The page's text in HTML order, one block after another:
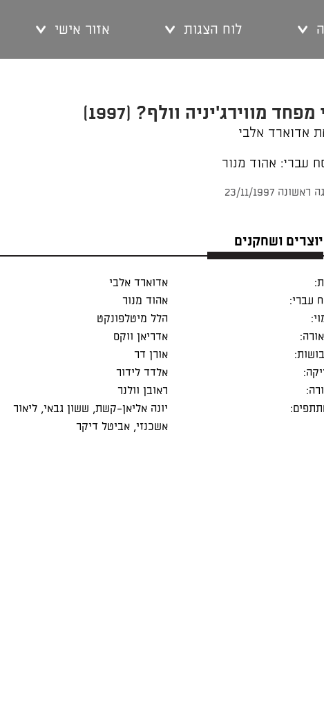
לוח הצגות אזור אישי
מפחד מווירג'יניה וולף? (1997)
אדוארד אלבי
עברי: אהוד מנור
23/11/1997
יוצרים ושחקנים
אדוארד אלבי
עברי:
אהוד מנור
הלל מיטלפונקט
אדריאן ווקס
אורן דר
אלדד לידור
ראובן וולנר
יונה אליאן-קשת ששון גבאי
ליאור
אשכנזי
אביטל דיקר